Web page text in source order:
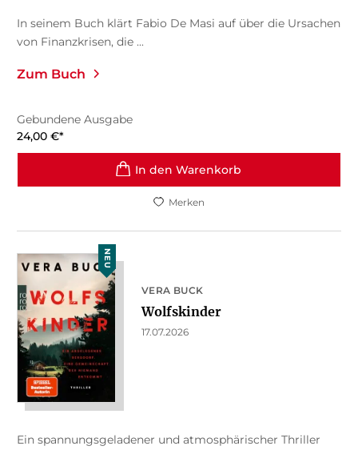
In seinem Buch klärt Fabio De Masi auf über die Ursachen
von Finanzkrisen, die ...
Zum Buch
Gebundene Ausgabe
24,00 €*
In den Warenkorb
Merken
NEU
VERA BUCK
Wolfskinder
17.07.2026
Ein spannungsgeladener und atmosphärischer Thriller